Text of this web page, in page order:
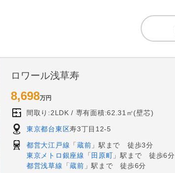
ロワール浅草寿
8,698万円
間取り:2LDK 専有面積:62.31㎡(壁芯)
東京都台東区寿3丁目12-5
都営大江戸線 「 蔵前 」駅まで 徒歩3分
東京メトロ銀座線
「 田原町 」駅まで 徒歩6分
都営浅草線 「蔵前 」駅まで 徒歩6分